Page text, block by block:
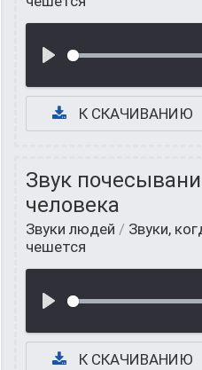
К СКАЧИВАНИЮ
Звук
человека
Звуки людей / Звуки,
чешется
К СКАЧИВАНИЮ